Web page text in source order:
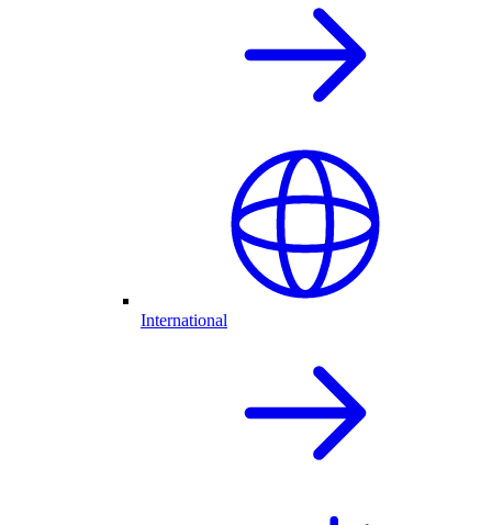
International